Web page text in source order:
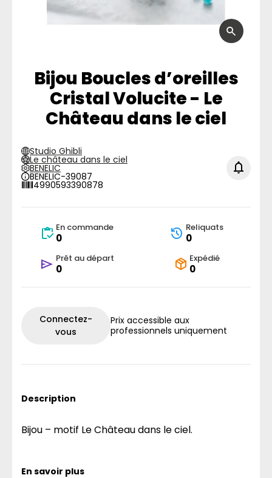
Bijou Boucles d’oreilles
Cristal Volucite - Le
Château dans le ciel
Studio Ghibli
Le château dans le ciel
BENELIC
BENELIC-39087
4990593390878
En commande
0
Reliquats
0
Prêt au départ
0
Expédié
0
Connectez-
vous
Prix accessible aux
professionnels uniquement
Description
Bijou – motif Le Château dans le ciel.
En savoir plus